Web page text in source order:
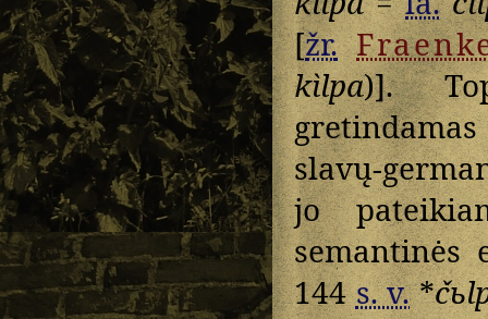
[žr.
kìlpa)].
slavų-
jo
semantinės
144s. v.*